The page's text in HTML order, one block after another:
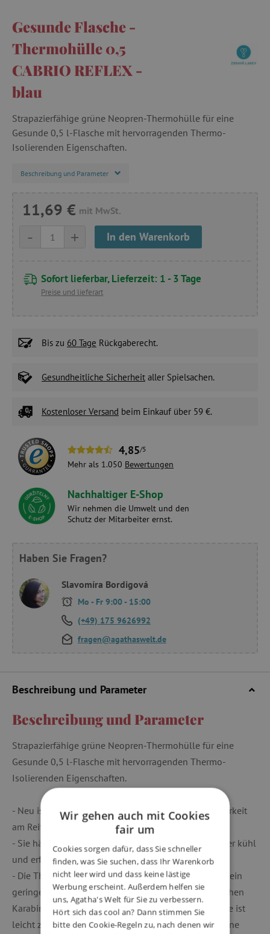
Gesunde Flasche -
Thermohülle 0,5
CABRIO REFLEX -
blau
Strapazierfähige grüne Neopren-Thermohülle für eine
Gesunde 0,5 l-Flasche mit hervorragenden Thermo-
Isolierenden Eigenschaften.
Beschreibung und Parameter
11,69 € mit MwSt.
+
- In den Warenkorb
Sofort lieferbar, Lieferzeit: 1 - 3 Tage
Preise und lieferart
Bis zu 60 Tage Rückgaberecht.
Gesundheitliche Sicherheit aller Spielsachen.
Kostenloser Versand beim Einkauf über 59 €.
4,85/5
Mehr als 1.050 Bewertungen
Nachhaltiger E-Shop
Wir nehmen die Umwelt und den
Schutz der Mitarbeiter ernst.
Haben Sie Fragen?
Slavomíra Bordigová
Mo - Fr 9:00 - 15:00
(+49) 175 9626992
fragen@agathaswelt.de
Beschreibung und Parameter
Beschreibung und Parameter
Strapazierfähige grüne Neopren-Thermohülle für eine
Gesunde 0,5 l-Flasche mit hervorragenden Thermo-
Isolierenden Eigenschaften.
- Neu ist ein reflektierendes Band für bessere Sichtbarkeit
am Reißverschluss der Thermohülle angenäht.
- Sie hält das Getränk im Winter warm und im Sommer kühl
und erfrischend.
- Die Thermohülle hat genähte und verklebte Nähte, ein
geringes Gewicht, rutschfesten Boden, einen praktischen
Karabiner zum Aufhängen (z.B. an einen Rucksack), sie ist
leicht zu öffnen (seitlicher Reißverschluss) und hat eine
Wir gehen auch mit Cookies
fair um
Cookies sorgen dafür, dass Sie schneller
finden, was Sie suchen, dass Ihr Warenkorb
nicht leer wird und dass keine lästige
Werbung erscheint. Außerdem helfen sie
uns, Agatha's Welt für Sie zu verbessern.
Hört sich das cool an? Dann stimmen Sie
bitte den Cookie-Regeln zu, nach denen wir